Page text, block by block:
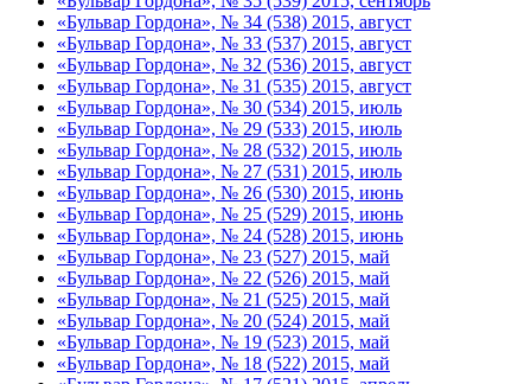
«Бульвар Гордона», № 34 (538) 2015, август
«Бульвар Гордона», № 33 (537) 2015, август
«Бульвар Гордона», № 32 (536) 2015, август
«Бульвар Гордона», № 31 (535) 2015, август
«Бульвар Гордона», № 30 (534) 2015, июль
«Бульвар Гордона», № 29 (533) 2015, июль
«Бульвар Гордона», № 28 (532) 2015, июль
«Бульвар Гордона», № 27 (531) 2015, июль
«Бульвар Гордона», № 26 (530) 2015, июнь
«Бульвар Гордона», № 25 (529) 2015, июнь
«Бульвар Гордона», № 24 (528) 2015, июнь
«Бульвар Гордона», № 23 (527) 2015, май
«Бульвар Гордона», № 22 (526) 2015, май
«Бульвар Гордона», № 21 (525) 2015, май
«Бульвар Гордона», № 20 (524) 2015, май
«Бульвар Гордона», № 19 (523) 2015, май
«Бульвар Гордона», № 18 (522) 2015, май